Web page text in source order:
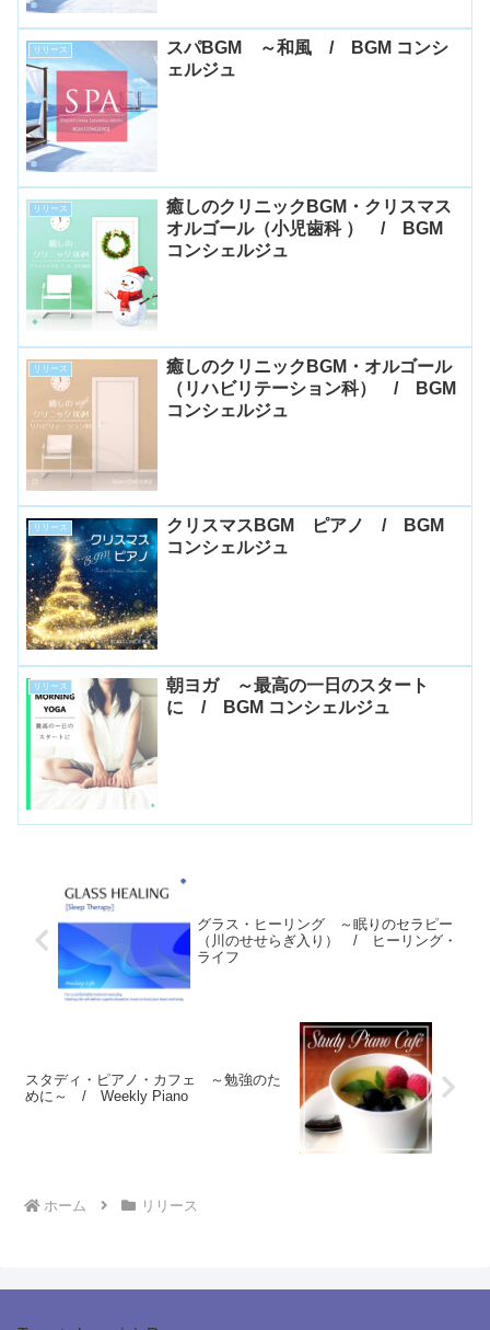
リリース
スパBGM ～和風 / BGM コンシ
ェルジュ
リリース
癒しのクリニックBGM・クリスマス
オルゴール（小児歯科 ） / BGM
コンシェルジュ
リリース
癒しのクリニックBGM・オルゴール
（リハビリテーション科） / BGM
コンシェルジュ
リリース
クリスマスBGM ピアノ / BGM
コンシェルジュ
リリース
朝ヨガ ～最高の一日のスタート
に / BGM コンシェルジュ
グラス・ヒーリング ～眠りのセラピー
（川のせせらぎ入り） / ヒーリング・
ライフ
スタディ・ピアノ・カフェ ～勉強のた
めに～ / Weekly Piano
ホーム リリース